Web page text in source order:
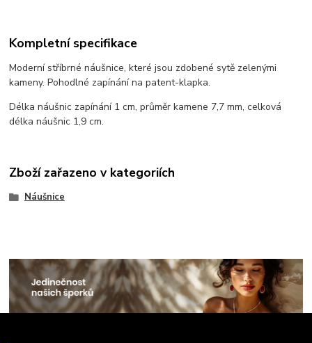
Kompletní specifikace
Moderní stříbrné náušnice, které jsou zdobené sytě zelenými
kameny. Pohodlné zapínání na patent-klapka.
Délka náušnic zapínání 1 cm, průměr kamene 7,7 mm, celková
délka náušnic 1,9 cm.
Zboží zařazeno v kategoriích
Náušnice